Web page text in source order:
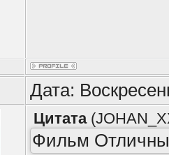
Дата:
Цитата(
Фильм